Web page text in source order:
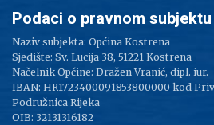
Podaci o pravnom subjektu
Naziv subjekta: Općina Kostrena
Sjedište: Sv. Lucija 38, 51221 Kostrena
Načelnik Općine: Dražen Vranić, dipl. iur.
IBAN: HR1723400091853800000 kod
Podružnica Rijeka
OIB: 32131316182